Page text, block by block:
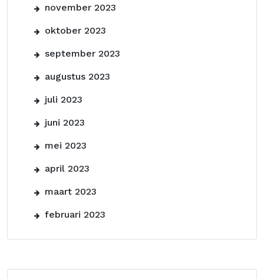
november 2023
oktober 2023
september 2023
augustus 2023
juli 2023
juni 2023
mei 2023
april 2023
maart 2023
februari 2023